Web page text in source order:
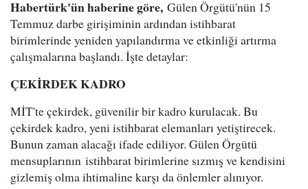
Habertürk'ün haberine göre, Gülen Örgütü'nün 15
Temmuz darbe girişiminin ardından istihbarat
birimlerinde yeniden yapılandırma ve etkinliği artırma
çalışmalarına başlandı. İşte detaylar:
ÇEKİRDEK KADRO
MİT'te çekirdek, güvenilir bir kadro kurulacak. Bu
çekirdek kadro, yeni istihbarat elemanları yetiştirecek.
Bunun zaman alacağı ifade ediliyor. Gülen Örgütü
mensuplarının istihbarat birimlerine sızmış ve kendisini
gizlemiş olma ihtimaline karşı da önlemler alınıyor.